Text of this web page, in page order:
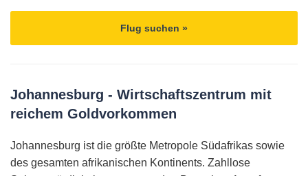
Flug suchen »
Johannesburg - Wirtschaftszentrum mit
reichem Goldvorkommen
Johannesburg ist die größte Metropole Südafrikas sowie
des gesamten afrikanischen Kontinents. Zahllose